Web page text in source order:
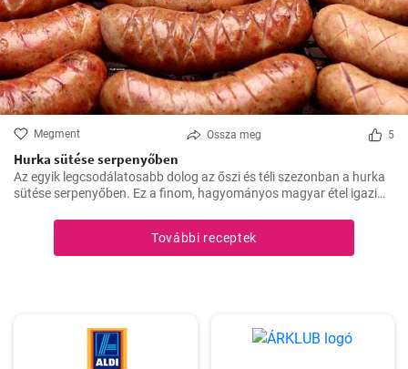
Megment Ossza meg 5
Hurka sütése serpenyőben
Az egyik legcsodálatosabb dolog az őszi és téli szezonban a hurka
sütése serpenyőben. Ez a finom, hagyományos magyar étel igazi
választás az ünnepi fogadások vagy a családi összejövetelek
További receptek